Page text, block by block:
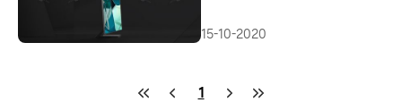
15-10-2020
1